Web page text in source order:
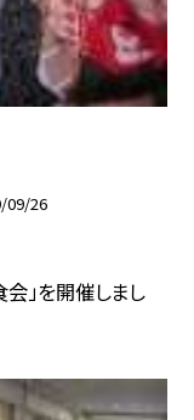
09/26
」を開催しまし